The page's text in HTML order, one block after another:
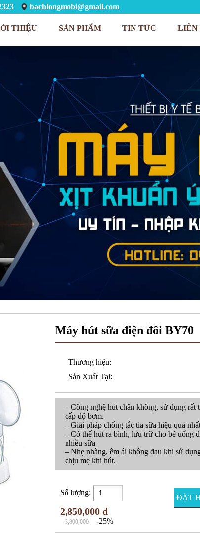
bachlongmobi@gmail.com
THIỆU SẢN PHẨM TIN TỨC LIÊN
Máy hút sữa điện đôi BY70
Thương hiệu:
Sản Xuất Tại:
– Công nghệ hút chân không, sử dụng
cấp độ bơm.
– Giải pháp chống tắc tia sữa hiệu quả
– Có thể hút ra bình, lưu trữ cho bé uống
nhiều sữa
– Nhẹ nhàng, êm ái không đau khi sử
chịu mẹ khi hút.
Số lượng:
2,850,000 đ
3,800,000 -25%
ĐẶT